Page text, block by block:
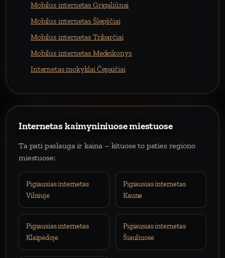
Mobilus internetas Grigaliūnai
Mobilus internetas Šlepščiai
Mobilus internetas Tribarčiai
Mobilus internetas Medeikonys
Internetas mokyklai Čepaičiai
Internetas kaimyniniuose miestuose
Ta pati paslauga ir kaina – kituose to paties regiono
miestuose:
Pigiausias internetas
Vilniuje
Pigiausias internetas
Kaune
Pigiausias internetas
Klaipėdoje
Pigiausias internetas
Šiauliuose